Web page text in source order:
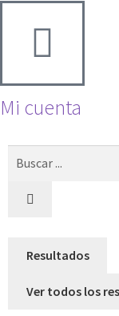
Mi cuenta
Resultados
Ver todos los